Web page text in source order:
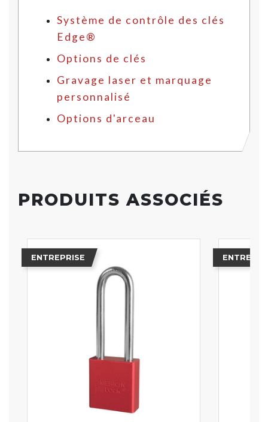
Système de contrôle des clés
Edge®
Options de clés
Gravage laser et marquage
personnalisé
Options d'arceau
PRODUITS ASSOCIÉS
ENTREPRISE